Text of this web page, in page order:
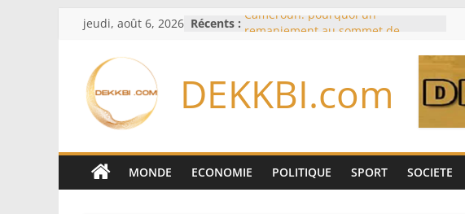
Passer
contenu
jeudi, août 6, 2026 Récents : Cameroun: pourquoi un
l’armée alors que Paul Biya est hors
Meta se lance sur le marché des
logiciels écrits par l’IA, dominé par
records dans l’espoir d’un accord
Disney s’associe à TikTok pour tirer
davantage profit de ses univers
DEKKBI.com
MONDE ECONOMIE POLITIQUE SPORT SOCIETE